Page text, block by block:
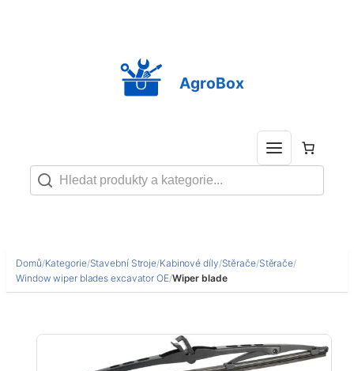
AgroBox
Domů/Kategorie/Stavební Stroje/Kabinové díly/Stěrače/Stěrače/
Window wiper blades excavator OE/Wiper blade